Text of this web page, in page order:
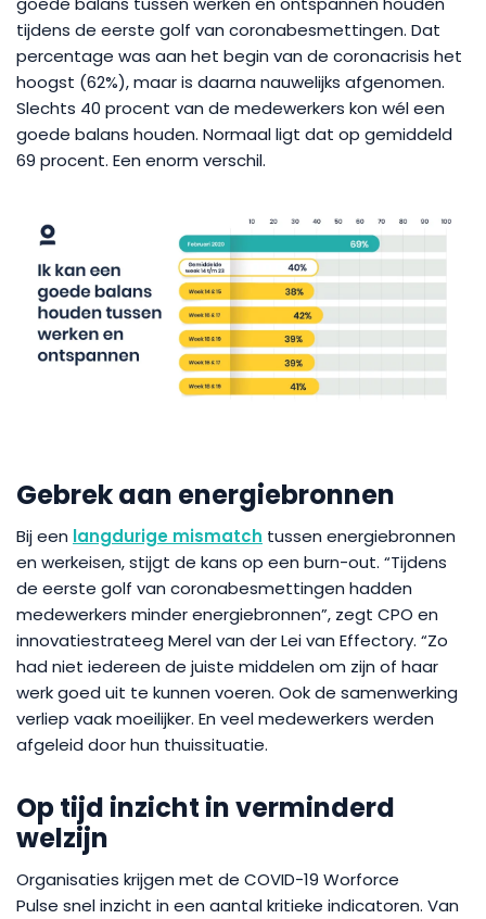
tijdens de eerste golf van coronabesmettingen. Dat
percentage was aan het begin van de coronacrisis het
hoogst (62%), maar is daarna nauwelijks afgenomen.
Slechts 40 procent van de medewerkers kon wél een
goede balans houden. Normaal ligt dat op gemiddeld
69 procent. Een enorm verschil.
Gebrek aan energiebronnen
Bij een langdurige mismatch tussen energiebronnen
en werkeisen, stijgt de kans op een burn-out. “Tijdens
de eerste golf van coronabesmettingen hadden
medewerkers minder energiebronnen”, zegt CPO en
innovatiestrateeg Merel van der Lei van Effectory. “Zo
had niet iedereen de juiste middelen om zijn of haar
werk goed uit te kunnen voeren. Ook de samenwerking
verliep vaak moeilijker. En veel medewerkers werden
afgeleid door hun thuissituatie.
Op tijd inzicht in verminderd
welzijn
Organisaties krijgen met de COVID-19 Worforce
Pulse snel inzicht in een aantal kritieke indicatoren. Van